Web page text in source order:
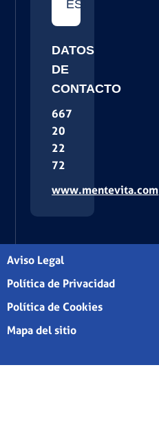
ES
DATOS
DE
CONTACTO
667
20
22
72
www.mentevita.com
Aviso Legal
Política de Privacidad
Política de Cookies
Mapa del sitio